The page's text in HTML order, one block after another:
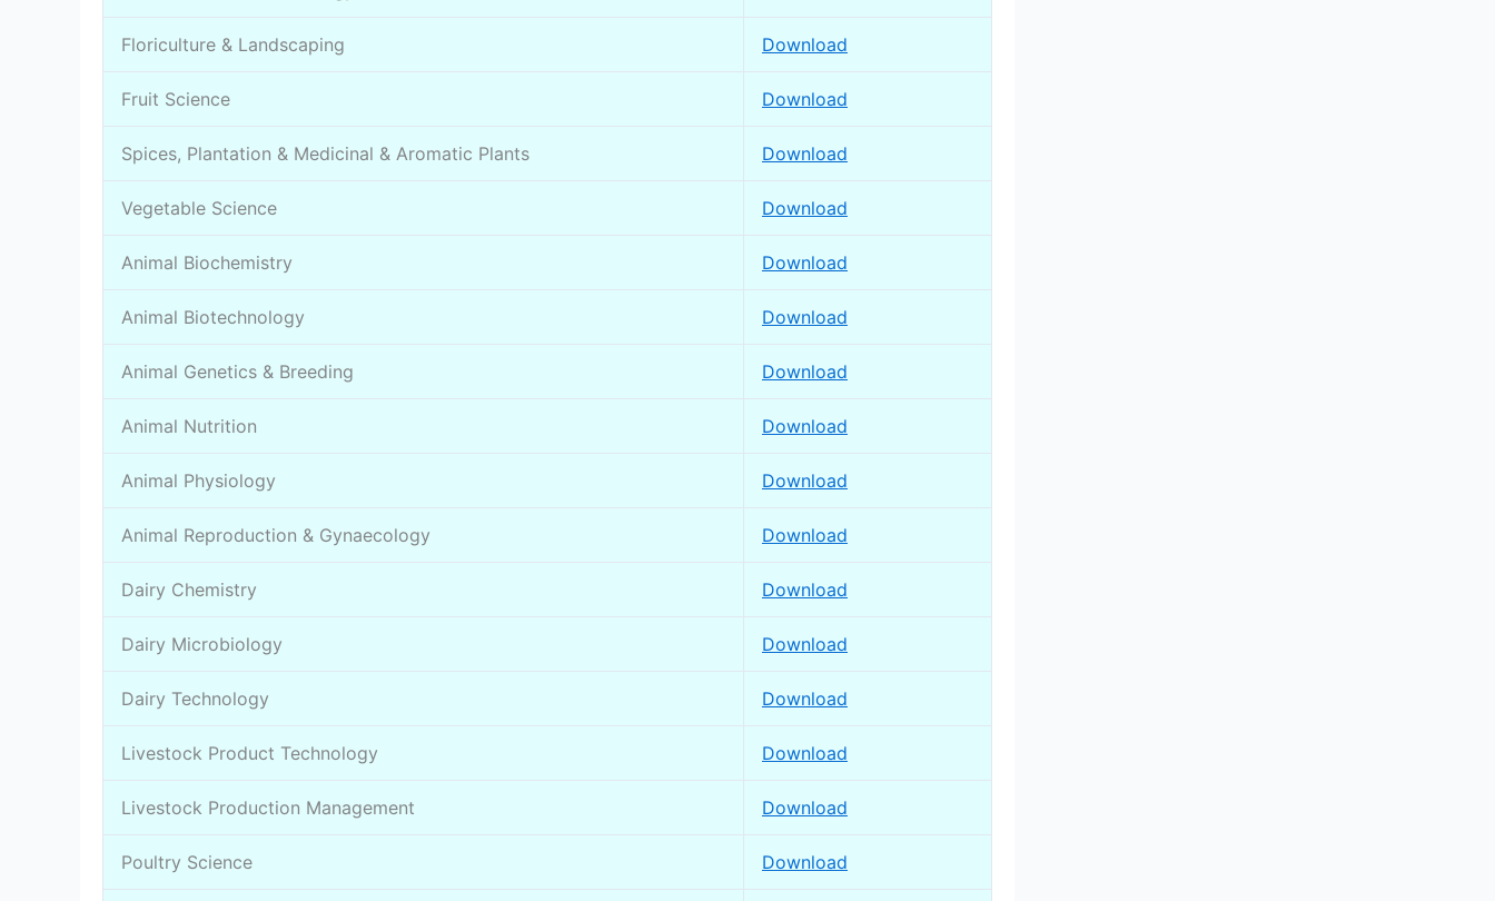
Floriculture & Landscaping Download
Fruit Science Download
Spices, Plantation & Medicinal & Aromatic Plants Download
Vegetable Science Download
Animal Biochemistry Download
Animal Biotechnology Download
Animal Genetics & Breeding Download
Animal Nutrition Download
Animal Physiology Download
Animal Reproduction & Gynaecology Download
Dairy Chemistry Download
Dairy Microbiology Download
Dairy Technology Download
Livestock Product Technology Download
Livestock Production Management Download
Poultry Science Download